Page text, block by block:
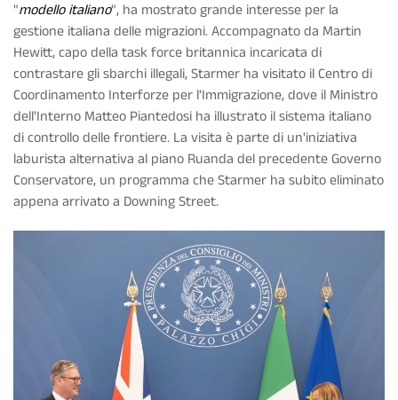
"modello italiano", ha mostrato grande interesse per la
gestione italiana delle migrazioni. Accompagnato da Martin
Hewitt, capo della task force britannica incaricata di
contrastare gli sbarchi illegali, Starmer ha visitato il Centro di
Coordinamento Interforze per l'Immigrazione, dove il Ministro
dell'Interno Matteo Piantedosi ha illustrato il sistema italiano
di controllo delle frontiere. La visita è parte di un'iniziativa
laburista alternativa al piano Ruanda del precedente Governo
Conservatore, un programma che Starmer ha subito eliminato
appena arrivato a Downing Street.